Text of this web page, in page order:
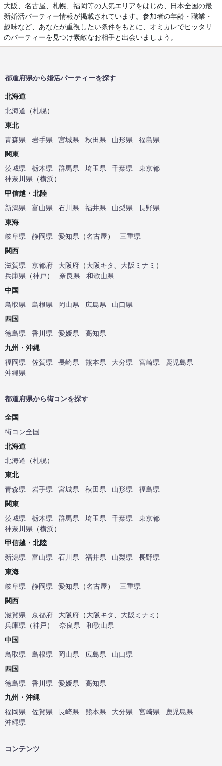
大阪、名古屋、札幌、福岡等の人気エリアをはじめ、日本全国の最
新婚活パーティー情報が掲載されています。参加者の年齢・職業・
趣味など、あなたが重視したい条件をもとに、オミカレでピッタリ
のパーティーを見つけ素敵なお相手と出会いましょう。
都道府県から婚活パーティーを探す
北海道
北海道 （札幌）
東北
青森県
岩手県 宮城県 秋田県 山形県
福島県
関東
茨城県
栃木県 群馬県 埼玉県 千葉県
東京都
神奈川県 （横浜）
甲信越・北陸
新潟県
富山県 石川県 福井県 山梨県
長野県
東海
岐阜県
静岡県 愛知県 （名古屋）
三重県
関西
滋賀県
京都府 大阪府 （大阪キタ 大阪ミナミ ）
兵庫県 （神戸） 奈良県
和歌山県
中国
鳥取県
島根県 岡山県 広島県
山口県
四国
徳島県
香川県 愛媛県
高知県
九州・沖縄
福岡県
佐賀県 長崎県 熊本県 大分県 宮崎県
鹿児島県
沖縄県
都道府県から街コンを探す
全国
街コン全国
北海道
北海道 （札幌）
東北
青森県
岩手県 宮城県 秋田県 山形県
福島県
関東
茨城県
栃木県 群馬県 埼玉県 千葉県
東京都
神奈川県 （横浜）
甲信越・北陸
新潟県
富山県 石川県 福井県 山梨県
長野県
東海
岐阜県
静岡県 愛知県 （名古屋）
三重県
関西
滋賀県
京都府 大阪府 （大阪キタ 大阪ミナミ ）
兵庫県 （神戸） 奈良県
和歌山県
中国
鳥取県
島根県 岡山県 広島県
山口県
四国
徳島県
香川県 愛媛県
高知県
九州・沖縄
福岡県
佐賀県 長崎県 熊本県 大分県 宮崎県
鹿児島県
沖縄県
コンテンツ